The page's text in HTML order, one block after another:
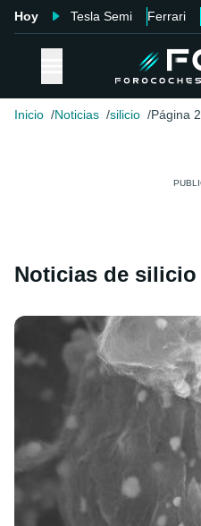
Hoy Tesla Semi Ferrari
Inicio Noticias silicio Página 2
Noticias de silicio